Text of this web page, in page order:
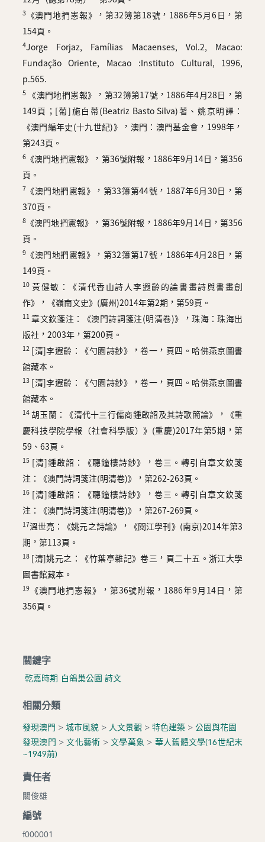
3《澳門地捫憲報》，第32簿第18號，1886年5月6日，第
154頁。
4Jorge Forjaz, Famílias Macaenses, Vol.2, Macao:
Fundação Oriente, Macao :Instituto Cultural, 1996,
p.565.
5《澳門地捫憲報》，第32簿第17號，1886年4月28日，第
149頁；[葡]施白蒂(Beatriz Basto Silva)著、姚京明譯：
《澳門編年史(十九世紀)》，澳門：澳門基金會，1998年，
第243頁。
6《澳門地捫憲報》，第36號附報，1886年9月14日，第356
頁。
7
《澳門地捫憲報》，第33簿第44號，1887年6月30日，第
370頁。
8《澳門地捫憲報》，第36號附報，1886年9月14日，第356
頁。
9《澳門地捫憲報》，第32簿第17號，1886年4月28日，第
149頁。
10黃健敏：《清代香山詩人李遐齡的論書畫詩與書畫創
作》，《嶺南文史》(廣州)2014年第2期，第59頁。
11 章文欽箋注：《澳門詩詞箋注(明清卷)》，珠海：珠海出
版社，2003年，第200頁。
12[清]李遐齡：《勺園詩鈔》，卷一，頁四。哈佛燕京圖書
館藏本。
13[清]李遐齡：《勺園詩鈔》，卷一，頁四。哈佛燕京圖書
館藏本。
14胡玉蘭：《清代十三行儒商鍾啟韶及其詩歌簡論》，《重
慶科技學院學報（社會科學版）》(重慶)2017年第5期，第
59、63頁。
15[清]鍾啟韶：《聽鐘樓詩鈔》，卷三。轉引自章文欽箋
注：《澳門詩詞箋注(明清卷)》，第262-263頁。
16[清]鍾啟韶：《聽鐘樓詩鈔》，卷三。轉引自章文欽箋
注：《澳門詩詞箋注(明清卷)》，第267-269頁。
17溫世亮：《姚元之詩論》，《閱江學刊》(南京)2014年第3
期，第113頁。
18[清]姚元之：《竹葉亭雜記》卷三，頁二十五。浙江大學
圖書館藏本。
19《澳門地捫憲報》，第36號附報，1886年9月14日，第
356頁。
關鍵字
乾嘉時期 白鴿巢公園 詩文
相關分類
發現澳門 > 城市風貌> 人文景觀> 特色建築> 公園與花園
發現澳門 >文化藝術 >文學萬象 > 華人舊體文學(16世紀末
~1949前)
責任者
關俊雄
編號
f000001